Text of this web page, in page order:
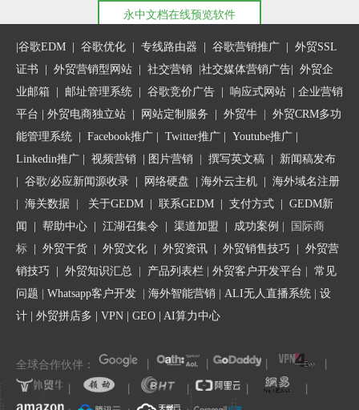
永中文档在线预览软件
谷歌EDM 谷歌优化 专线路由器 谷歌营销推广
外贸SSL
证书
外贸营销型网站 社交营销 社交媒体营销广告
外贸企
业邮箱
邮址管理系统 谷歌竞价广告 响应式网站
企业营销
平台 | 外贸电商独立站 | 网站定制服务 外贸牛
外贸CRM多功
能管理系统
Facebook推广 Twitter推广 Youtube推广
Linkedin推广
视频营销 图片营销 撰写英文稿
新闻稿发布
谷歌/必应新闻源收录 网络硬盘 海外云主机
海外域名注册
海关数据 关于GEDM 联系GEDM 支付方式
GEDM新
闻
帮助中心 江湖召集令 | 渠道加盟 | 成功案例
| 国际商
标
外贸干货 外贸文化 外贸资讯 外贸销售技巧
外贸营
销技巧
外贸知识汇总 产品列表栏 外贸客户开发平台
常见
问题
Whatsapp客户开发 海外智能营销 ALI无人直播系统
设
计
外贸拼店多 VPN GEO AI算力中心
全球合作伙伴：
丨